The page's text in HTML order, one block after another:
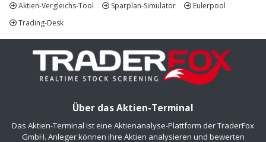
Aktien-Vergleichs-Tool
Sparplan-Simulator
Eulerpool
Trading-Desk
Über das Aktien-Terminal
Das Aktien-Terminal ist eine Aktienanalyse-Plattform der TraderFox
GmbH. Anleger können ihre Aktien analysieren und bewerten